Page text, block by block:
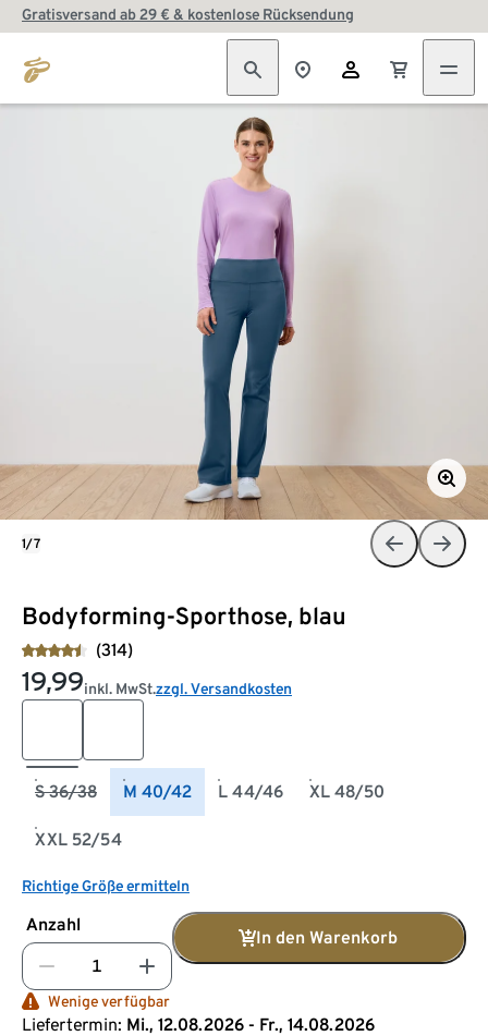
Gratisversand ab 29 € & kostenlose Rücksendung
Bodyforming-Sporthose, blau
(314)
19,99inkl. MwSt.zzgl. Versandkosten
S 36/38 M 40/42 L 44/46 XL 48/50
XXL 52/54
Richtige Größe ermitteln
Anzahl
In den Warenkorb
Wenige verfügbar
Liefertermin: Mi., 12.08.2026 - Fr., 14.08.2026
1/7